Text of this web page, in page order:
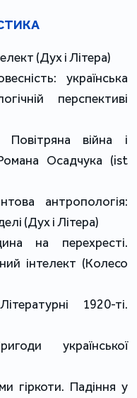
(Дух і Літера)
українська
перспективі
Повітряна війна і
Осадчука (ist
антропологія:
(Дух і Літера)
на перехресті.
інтелект (Колесо
1920-ті.
української
гіркоти. Падіння у